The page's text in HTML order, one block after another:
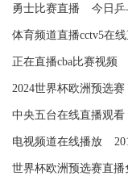
勇士比赛直播 今日乒
体育频道直播cctv5在
正在直播cba比赛视频
2024世界杯欧洲预选赛
中央五台在线直播观看
电视频道在线播放
世界杯欧洲预选赛直播